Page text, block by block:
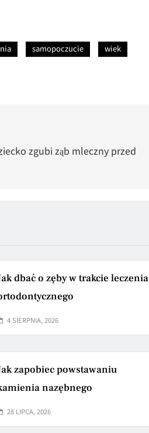
samopoczucie
wiek
zgubi ząb mleczny przed
dbać o zęby w trakcie leczenia
4 SIERPNIA, 2026
zapobiec powstawaniu
nazębnego
28 LIPCA, 2026